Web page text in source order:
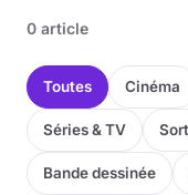
0 article
Toutes Cinéma
Séries & TV
Bande dessinée